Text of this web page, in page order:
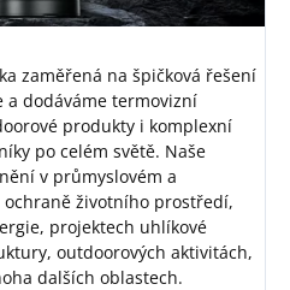
zaměřená na špičková řešení
a dodáváme termovizní
produkty i komplexní
po celém světě. Naše
v průmyslovém a
životního prostředí,
projektech uhlíkové
outdoorových aktivitách,
dalších oblastech.